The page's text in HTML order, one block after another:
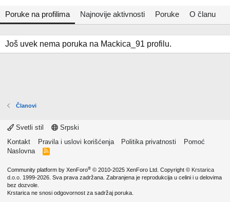
Poruke na profilima Najnovije aktivnosti Poruke O članu
Još uvek nema poruka na Mackica_91 profilu.
Članovi
Svetli stil
Srpski
Kontakt
Pravila i uslovi korišćenja Politika privatnosti
Pomoć
Naslovna
R
Community platform by XenForo® © 2010-2025 XenForo Ltd. Copyright © Krstarica
d.o.o. 1999-2026. Sva prava zadržana. Zabranjena je reprodukcija u celini i u delovima
bez dozvole.
Krstarica ne snosi odgovornost za sadržaj poruka.